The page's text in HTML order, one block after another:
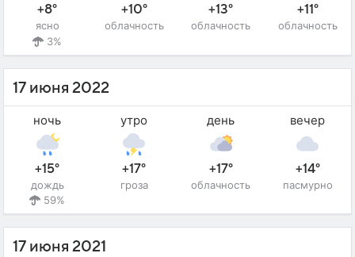
+8°
ясно
3%
+10°
облачность
+13°
облачность
+11°
облачность
17 июня 2022
ночь
+15°
дождь
59%
утро
+17°
гроза
день
+17°
облачность
вечер
+14°
пасмурно
17 июня 2021